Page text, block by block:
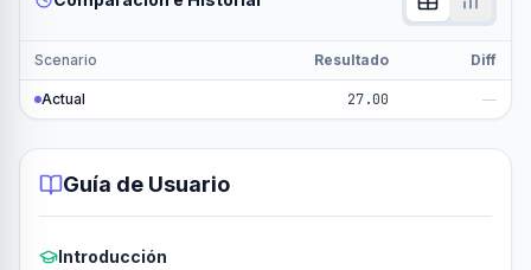
Scenario Resultado Diff
Actual 27.00 —
Guía de Usuario
Introducción